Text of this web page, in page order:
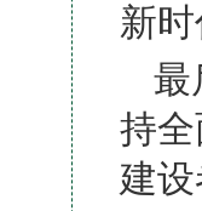
新
最
持
建